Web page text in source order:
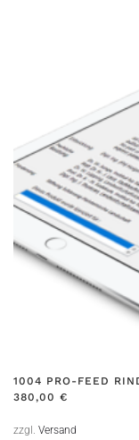
1004 PRO-FEED
380,00 €
zzgl. Versand